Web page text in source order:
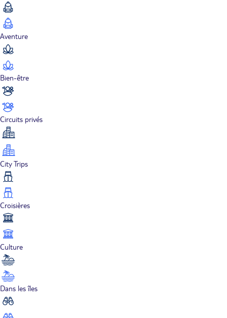
Aventure
Bien-être
Circuits privés
City Trips
Croisières
Culture
Dans les îles